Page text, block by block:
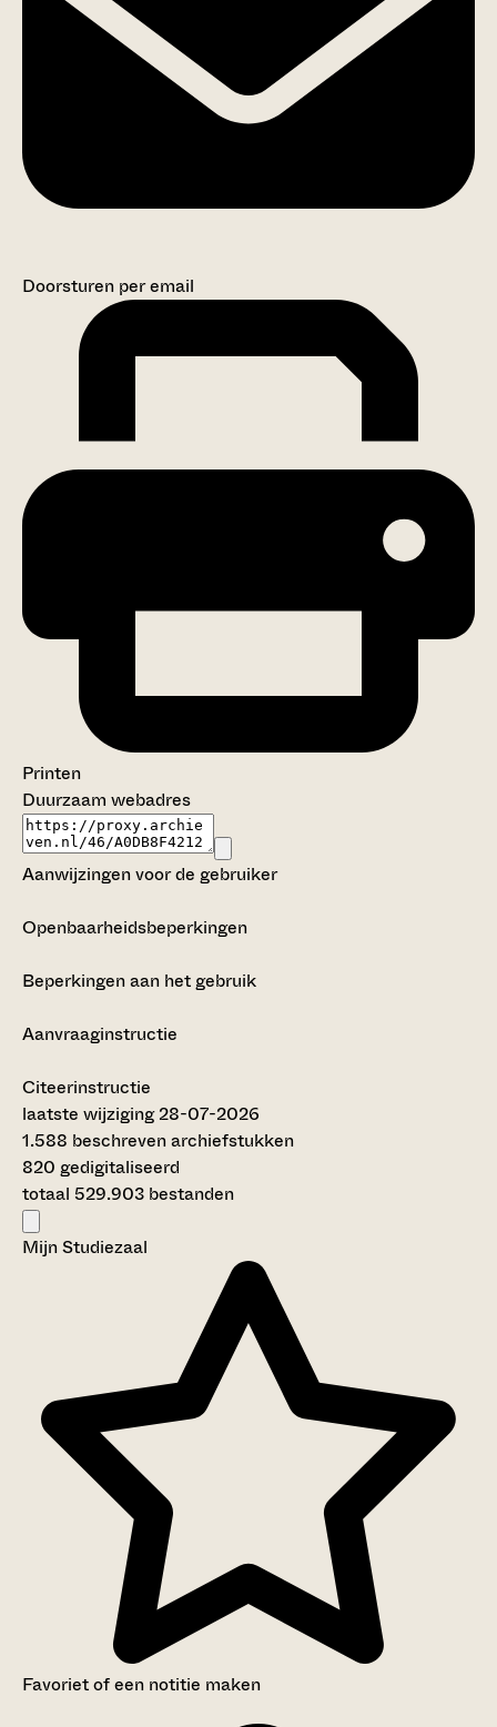
Doorsturen per email
Printen
Duurzaam webadres
Aanwijzingen voor de gebruiker
Openbaarheidsbeperkingen
Beperkingen aan het gebruik
Aanvraaginstructie
Citeerinstructie
laatste wijziging 28-07-2026
1.588 beschreven archiefstukken
820 gedigitaliseerd
totaal 529.903 bestanden
Mijn Studiezaal
Favoriet of een notitie maken